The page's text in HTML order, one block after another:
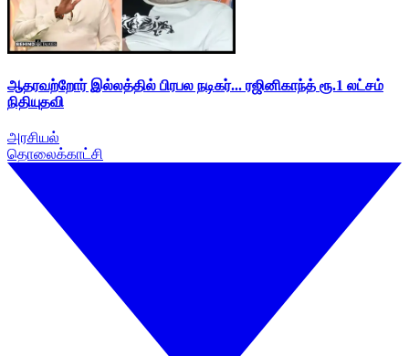
ஆதரவற்றோர் இல்லத்தில் பிரபல நடிகர்... ரஜினிகாந்த் ரூ.1 லட்சம்
நிதியுதவி
அரசியல்
தொலைக்காட்சி